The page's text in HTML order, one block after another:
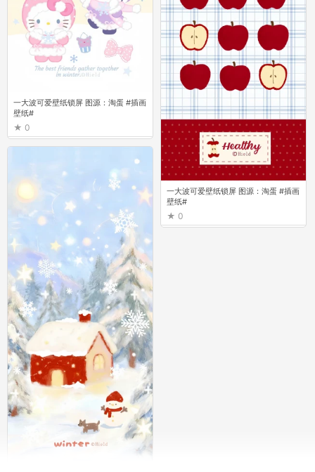
一大波可爱壁纸锁屏 图源：淘蛋 #插画
壁纸#
0
一大波可爱壁纸锁屏 图源：淘蛋 #插画
壁纸#
0